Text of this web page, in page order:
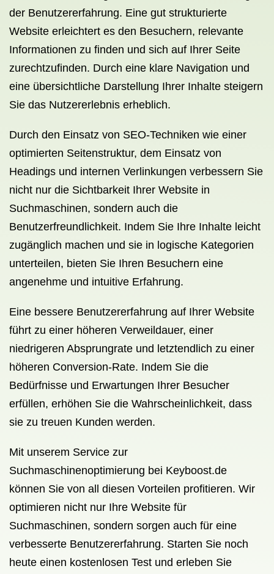
der Benutzererfahrung. Eine gut strukturierte
Website erleichtert es den Besuchern, relevante
Informationen zu finden und sich auf Ihrer Seite
zurechtzufinden. Durch eine klare Navigation und
eine übersichtliche Darstellung Ihrer Inhalte steigern
Sie das Nutzererlebnis erheblich.
Durch den Einsatz von SEO-Techniken wie einer
optimierten Seitenstruktur, dem Einsatz von
Headings und internen Verlinkungen verbessern Sie
nicht nur die Sichtbarkeit Ihrer Website in
Suchmaschinen, sondern auch die
Benutzerfreundlichkeit. Indem Sie Ihre Inhalte leicht
zugänglich machen und sie in logische Kategorien
unterteilen, bieten Sie Ihren Besuchern eine
angenehme und intuitive Erfahrung.
Eine bessere Benutzererfahrung auf Ihrer Website
führt zu einer höheren Verweildauer, einer
niedrigeren Absprungrate und letztendlich zu einer
höheren Conversion-Rate. Indem Sie die
Bedürfnisse und Erwartungen Ihrer Besucher
erfüllen, erhöhen Sie die Wahrscheinlichkeit, dass
sie zu treuen Kunden werden.
Mit unserem Service zur
Suchmaschinenoptimierung bei Keyboost.de
können Sie von all diesen Vorteilen profitieren. Wir
optimieren nicht nur Ihre Website für
Suchmaschinen, sondern sorgen auch für eine
verbesserte Benutzererfahrung. Starten Sie noch
heute einen kostenlosen Test und erleben Sie